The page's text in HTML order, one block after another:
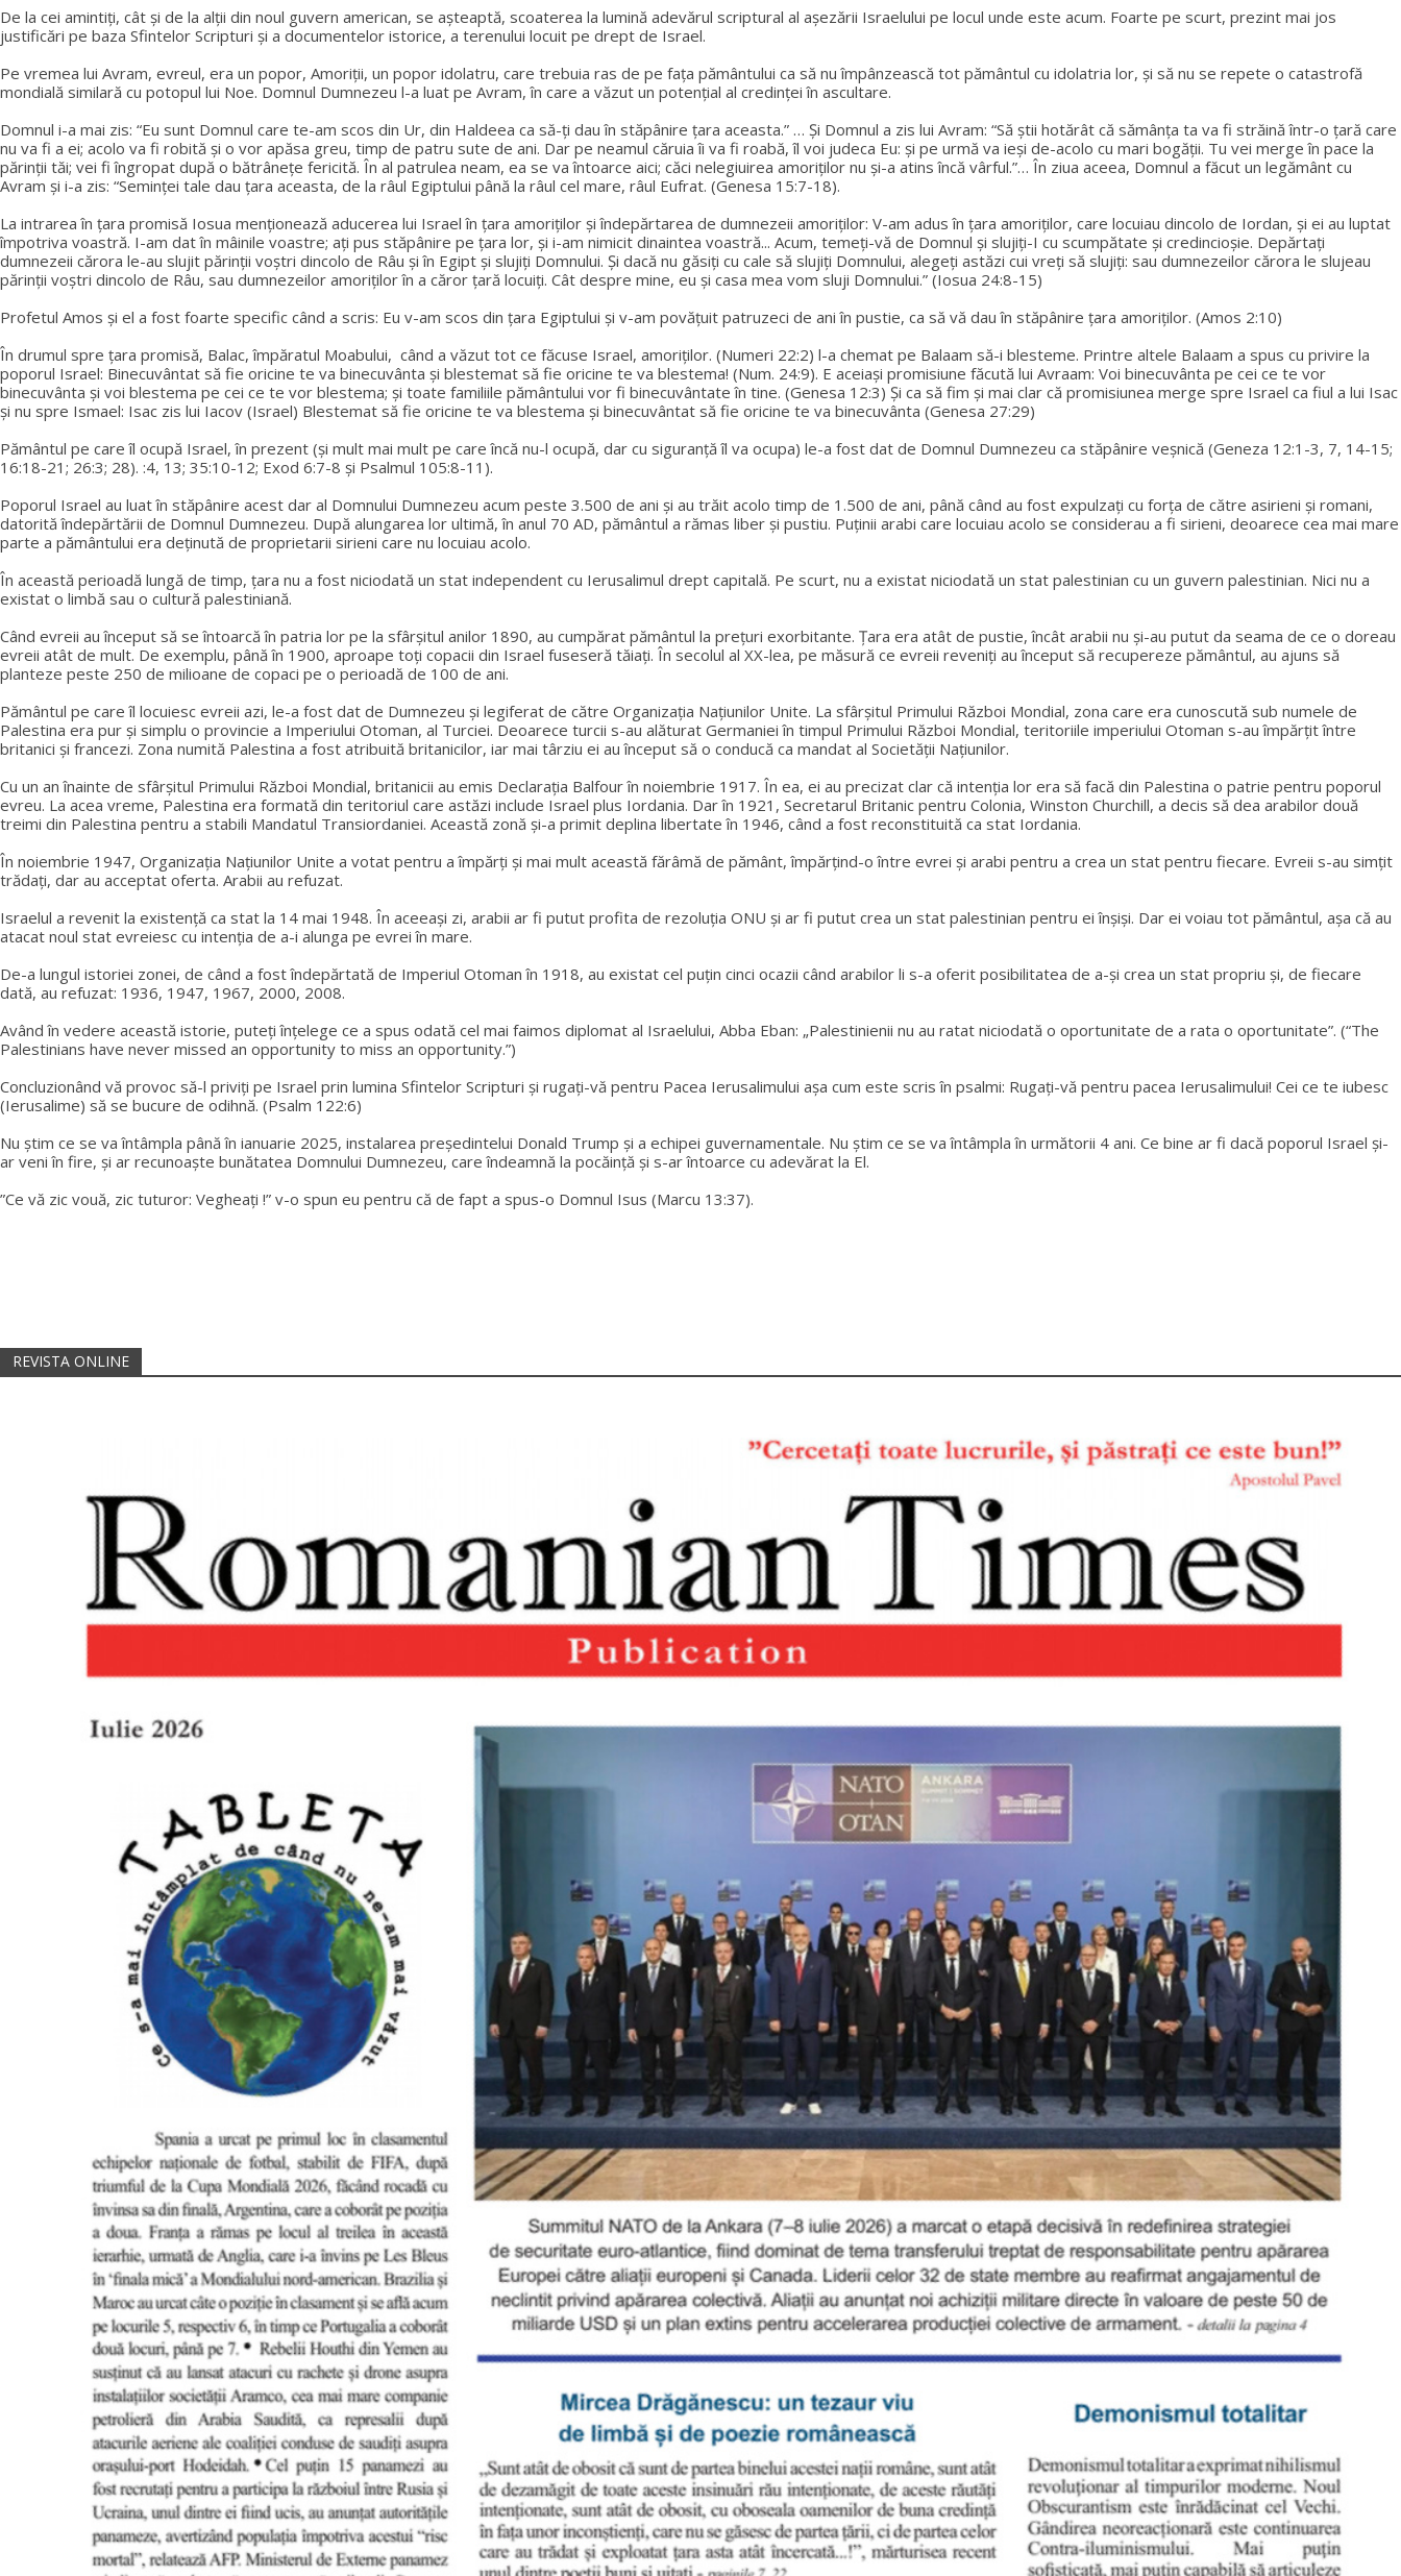
De la cei amintiți, cât și de la alții din noul guvern american, se așteaptă, scoaterea la lumină adevărul scriptural al așezării Israelului pe locul unde este acum. Foarte pe scurt, prezint mai jos
justificări pe baza Sfintelor Scripturi și a documentelor istorice, a terenului locuit pe drept de Israel.
Pe vremea lui Avram, evreul, era un popor, Amoriții, un popor idolatru, care trebuia ras de pe fața pământului ca să nu împânzească tot pământul cu idolatria lor, și să nu se repete o catastrofă
mondială similară cu potopul lui Noe. Domnul Dumnezeu l-a luat pe Avram, în care a văzut un potențial al credinței în ascultare.
Domnul i-a mai zis: “Eu sunt Domnul care te-am scos din Ur, din Haldeea ca să-ți dau în stăpânire țara aceasta.” … Și Domnul a zis lui Avram: “Să știi hotărât că sămânța ta va fi străină într-o țară care
nu va fi a ei; acolo va fi robită și o vor apăsa greu, timp de patru sute de ani. Dar pe neamul căruia îi va fi roabă, îl voi judeca Eu: și pe urmă va ieși de-acolo cu mari bogății. Tu vei merge în pace la
părinții tăi; vei fi îngropat după o bătrânețe fericită. În al patrulea neam, ea se va întoarce aici; căci nelegiuirea amoriților nu și-a atins încă vârful.”… În ziua aceea, Domnul a făcut un legământ cu
Avram și i-a zis: “Seminței tale dau țara aceasta, de la râul Egiptului până la râul cel mare, râul Eufrat. (Genesa 15:7-18).
La intrarea în țara promisă Iosua menționează aducerea lui Israel în țara amoriților și îndepărtarea de dumnezeii amoriților: V-am adus în țara amoriților, care locuiau dincolo de Iordan, și ei au luptat
împotriva voastră. I-am dat în mâinile voastre; ați pus stăpânire pe țara lor, și i-am nimicit dinaintea voastră... Acum, temeți-vă de Domnul și slujiți-I cu scumpătate și credincioșie. Depărtați
dumnezeii cărora le-au slujit părinții voștri dincolo de Râu și în Egipt și slujiți Domnului. Și dacă nu găsiți cu cale să slujiți Domnului, alegeți astăzi cui vreți să slujiți: sau dumnezeilor cărora le slujeau
părinții voștri dincolo de Râu, sau dumnezeilor amoriților în a căror țară locuiți. Cât despre mine, eu și casa mea vom sluji Domnului.” (Iosua 24:8-15)
Profetul Amos și el a fost foarte specific când a scris: Eu v-am scos din țara Egiptului și v-am povățuit patruzeci de ani în pustie, ca să vă dau în stăpânire țara amoriților. (Amos 2:10)
În drumul spre țara promisă, Balac, împăratul Moabului, când a văzut tot ce făcuse Israel, amoriţilor. (Numeri 22:2) l-a chemat pe Balaam să-i blesteme. Printre altele Balaam a spus cu privire la
poporul Israel: Binecuvântat să fie oricine te va binecuvânta şi blestemat să fie oricine te va blestema! (Num. 24:9). E aceiași promisiune făcută lui Avraam: Voi binecuvânta pe cei ce te vor
binecuvânta şi voi blestema pe cei ce te vor blestema; şi toate familiile pământului vor fi binecuvântate în tine. (Genesa 12:3) Și ca să fim și mai clar că promisiunea merge spre Israel ca fiul a lui Isac
și nu spre Ismael: Isac zis lui Iacov (Israel) Blestemat să fie oricine te va blestema şi binecuvântat să fie oricine te va binecuvânta (Genesa 27:29)
Pământul pe care îl ocupă Israel, în prezent (și mult mai mult pe care încă nu-l ocupă, dar cu siguranță îl va ocupa) le-a fost dat de Domnul Dumnezeu ca stăpânire veșnică (Geneza 12:1-3, 7, 14-15;
16:18-21; 26:3; 28). :4, 13; 35:10-12; Exod 6:7-8 și Psalmul 105:8-11).
Poporul Israel au luat în stăpânire acest dar al Domnului Dumnezeu acum peste 3.500 de ani și au trăit acolo timp de 1.500 de ani, până când au fost expulzați cu forța de către asirieni și romani,
datorită îndepărtării de Domnul Dumnezeu. După alungarea lor ultimă, în anul 70 AD, pământul a rămas liber și pustiu. Puținii arabi care locuiau acolo se considerau a fi sirieni, deoarece cea mai mare
parte a pământului era deținută de proprietarii sirieni care nu locuiau acolo.
În această perioadă lungă de timp, țara nu a fost niciodată un stat independent cu Ierusalimul drept capitală. Pe scurt, nu a existat niciodată un stat palestinian cu un guvern palestinian. Nici nu a
existat o limbă sau o cultură palestiniană.
Când evreii au început să se întoarcă în patria lor pe la sfârșitul anilor 1890, au cumpărat pământul la prețuri exorbitante. Țara era atât de pustie, încât arabii nu și-au putut da seama de ce o doreau
evreii atât de mult. De exemplu, până în 1900, aproape toți copacii din Israel fuseseră tăiați. În secolul al XX-lea, pe măsură ce evreii reveniți au început să recupereze pământul, au ajuns să
planteze peste 250 de milioane de copaci pe o perioadă de 100 de ani.
Pământul pe care îl locuiesc evreii azi, le-a fost dat de Dumnezeu și legiferat de către Organizația Națiunilor Unite. La sfârșitul Primului Război Mondial, zona care era cunoscută sub numele de
Palestina era pur și simplu o provincie a Imperiului Otoman, al Turciei. Deoarece turcii s-au alăturat Germaniei în timpul Primului Război Mondial, teritoriile imperiului Otoman s-au împărțit între
britanici și francezi. Zona numită Palestina a fost atribuită britanicilor, iar mai târziu ei au început să o conducă ca mandat al Societății Națiunilor.
Cu un an înainte de sfârșitul Primului Război Mondial, britanicii au emis Declarația Balfour în noiembrie 1917. În ea, ei au precizat clar că intenția lor era să facă din Palestina o patrie pentru poporul
evreu. La acea vreme, Palestina era formată din teritoriul care astăzi include Israel plus Iordania. Dar în 1921, Secretarul Britanic pentru Colonia, Winston Churchill, a decis să dea arabilor două
treimi din Palestina pentru a stabili Mandatul Transiordaniei. Această zonă și-a primit deplina libertate în 1946, când a fost reconstituită ca stat Iordania.
În noiembrie 1947, Organizația Națiunilor Unite a votat pentru a împărți și mai mult această fărâmă de pământ, împărțind-o între evrei și arabi pentru a crea un stat pentru fiecare. Evreii s-au simțit
trădați, dar au acceptat oferta. Arabii au refuzat.
Israelul a revenit la existență ca stat la 14 mai 1948. În aceeași zi, arabii ar fi putut profita de rezoluția ONU și ar fi putut crea un stat palestinian pentru ei înșiși. Dar ei voiau tot pământul, așa că au
atacat noul stat evreiesc cu intenția de a-i alunga pe evrei în mare.
De-a lungul istoriei zonei, de când a fost îndepărtată de Imperiul Otoman în 1918, au existat cel puțin cinci ocazii când arabilor li s-a oferit posibilitatea de a-și crea un stat propriu și, de fiecare
dată, au refuzat: 1936, 1947, 1967, 2000, 2008.
Având în vedere această istorie, puteți înțelege ce a spus odată cel mai faimos diplomat al Israelului, Abba Eban: „Palestinienii nu au ratat niciodată o oportunitate de a rata o oportunitate”. (“The
Palestinians have never missed an opportunity to miss an opportunity.”)
Concluzionând vă provoc să-l priviți pe Israel prin lumina Sfintelor Scripturi și rugați-vă pentru Pacea Ierusalimului așa cum este scris în psalmi: Rugați-vă pentru pacea Ierusalimului! Cei ce te iubesc
(Ierusalime) să se bucure de odihnă. (Psalm 122:6)
Nu știm ce se va întâmpla până în ianuarie 2025, instalarea președintelui Donald Trump și a echipei guvernamentale. Nu știm ce se va întâmpla în următorii 4 ani. Ce bine ar fi dacă poporul Israel și-
ar veni în fire, și ar recunoaște bunătatea Domnului Dumnezeu, care îndeamnă la pocăință și s-ar întoarce cu adevărat la El.
”Ce vă zic vouă, zic tuturor: Vegheați !” v-o spun eu pentru că de fapt a spus-o Domnul Isus (Marcu 13:37).
REVISTA ONLINE